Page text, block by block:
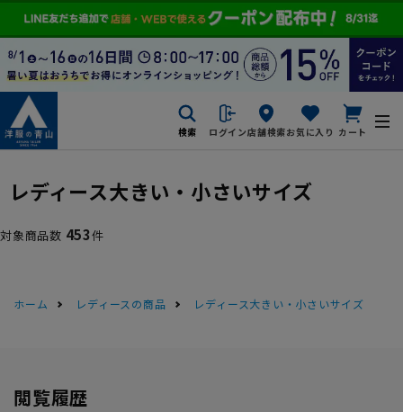
検索 ログイン店舗検索お気に入り カート
レディース大きい・小さいサイズ
対象商品数 453件
ホーム レディースの商品 レディース大きい・小さいサイズ
閲覧履歴